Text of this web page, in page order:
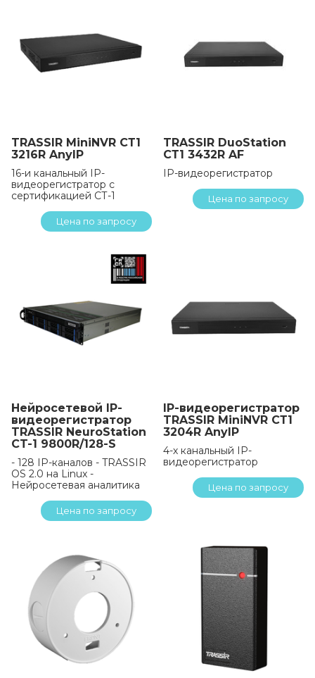
TRASSIR MiniNVR СТ1
3216R AnyIP
16-и канальный IP-
видеорегистратор с
сертификацией СТ-1
Цена по запросу
TRASSIR DuoStation
СТ1 3432R AF
IP-видеорегистратор
Цена по запросу
Нейросетевой IP-
видеорегистратор
TRASSIR NeuroStation
CT-1 9800R/128-S
- 128 IP-каналов - TRASSIR
OS 2.0 на Linux -
Нейросетевая аналитика
Цена по запросу
IP-видеорегистратор
TRASSIR MiniNVR СТ1
3204R AnyIP
4-х канальный IP-
видеорегистратор
Цена по запросу